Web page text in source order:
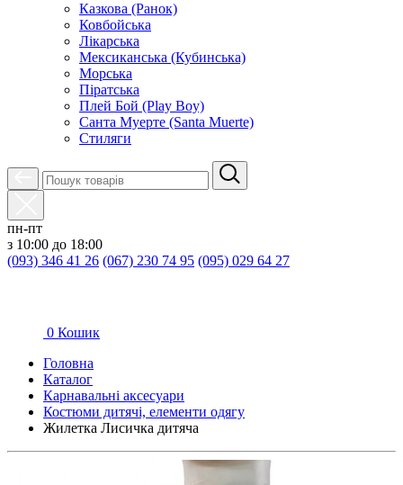
Казкова (Ранок)
Ковбойська
Лікарська
Мексиканська (Кубинська)
Морська
Піратська
Плей Бой (Play Boy)
Санта Муерте (Santa Muerte)
Стиляги
пн-пт
з 10:00 до 18:00
(093) 346 41 26 (067) 230 74 95 (095) 029 64 27
0 Кошик
Головна
Каталог
Карнавальні аксесуари
Костюми дитячі, елементи одягу
Жилетка Лисичка дитяча